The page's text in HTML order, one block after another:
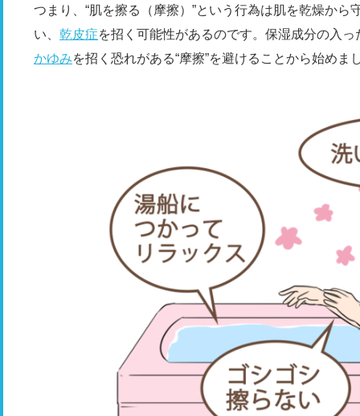
つまり、“肌を擦る（摩擦）”という行為は肌を乾燥か
い、 乾皮症を招く可能性があるのです。保湿成分の入
かゆみを招く恐れがある“摩擦”を避けることから始めま